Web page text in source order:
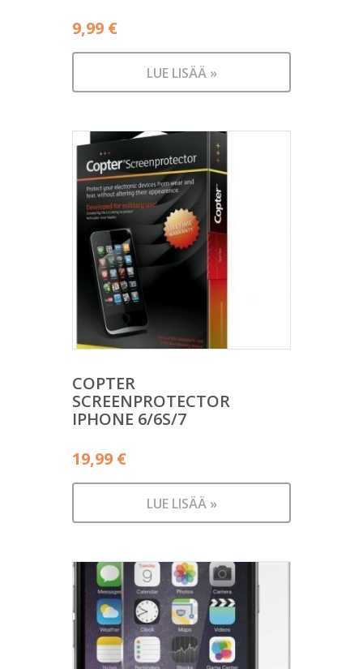
9,99 €
LUE LISÄÄ »
COPTER
SCREENPROTECTOR
IPHONE 6/6S/7
19,99 €
LUE LISÄÄ »